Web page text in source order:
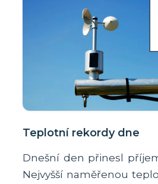
Teplotní rekordy dne
Dnešní den přinesl
Nejvyšší naměřenou